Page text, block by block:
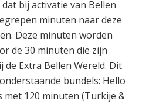
bij activatie van Bellen
minuten naar deze
Deze minuten worden
de 30 minuten die zijn
de Extra Bellen Wereld. Dit
bundels: Hello
met 120 minuten (Turkije &